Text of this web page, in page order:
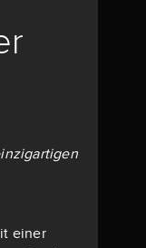
einer